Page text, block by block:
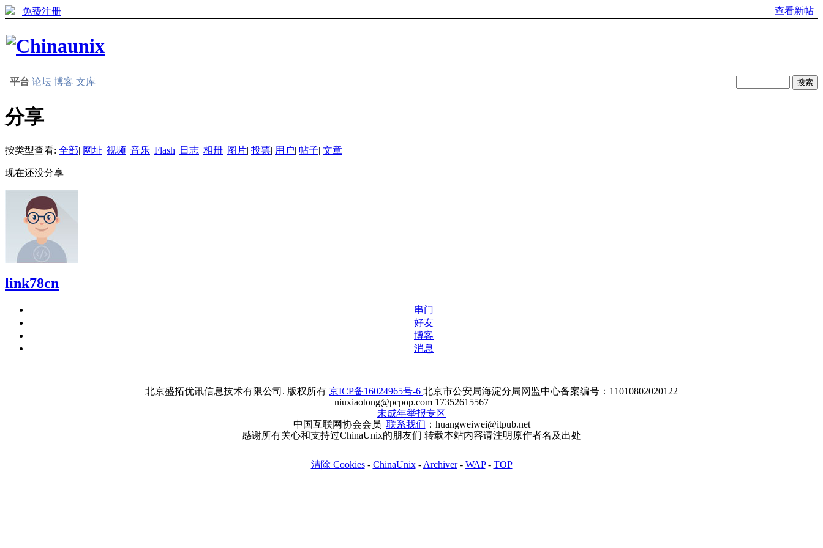
免费注册 查看新帖 |
平台 论坛 博客 文库
分享
按类型查看: 全部| 网址| 视频| 音乐| Flash| 日志| 相册| 图片| 投票| 用户| 帖子| 文章
现在还没分享
link78cn
串门
好友
博客
消息
北京盛拓优讯信息技术有限公司. 版权所有 京ICP备16024965号-6 北京市公安局海淀分局网监中心备案编号：11010802020122
niuxiaotong@pcpop.com 17352615567
未成年举报专区
中国互联网协会会员 联系我们 ：huangweiwei@itpub.net
感谢所有关心和支持过ChinaUnix的朋友们 转载本站内容请注明原作者名及出处
清除 Cookies- ChinaUnix- Archiver- WAP- TOP